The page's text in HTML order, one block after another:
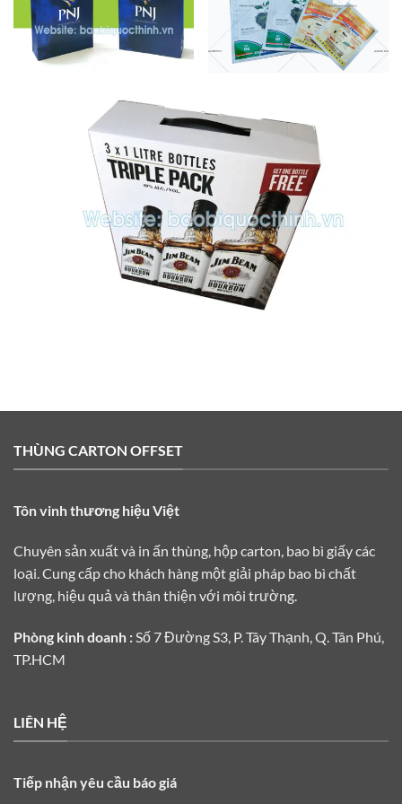
THÙNG CARTON OFFSET
Tôn vinh thương hiệu Việt
Chuyên sản xuất và in ấn thùng, hộp carton, bao bì giấy các
loại. Cung cấp cho khách hàng một giải pháp bao bì chất
lượng, hiệu quả và thân thiện với môi trường.
Phòng kinh doanh :Số 7 Đường S3, P. Tây Thạnh, Q. Tân Phú,
TP.HCM
LIÊN HỆ
Tiếp nhận yêu cầu báo giá